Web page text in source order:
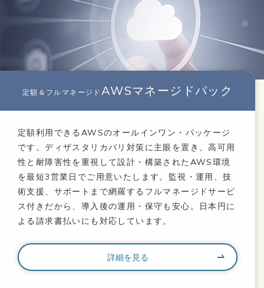
定額＆フルマネージド AWSマネージドパック
定額利用できるAWSのオールインワン・パッケージ
です。ディザスタリカバリ対策に主眼を置き、高可用
性と耐障害性を重視して設計・構築されたAWS環境
を最短3営業日でご用意いたします。監視・運用、技
術支援、サポートまで網羅するフルマネージドサービ
ス付きだから、導入後の運用・保守も安心。日本円に
よる請求書払いにも対応しています。
詳細を見る